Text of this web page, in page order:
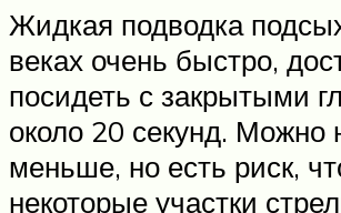
Жидкая подводка
веках очень быстро,
посидеть с закрытыми
около 20 секунд. Можно
меньше, но есть риск,
некоторые участки